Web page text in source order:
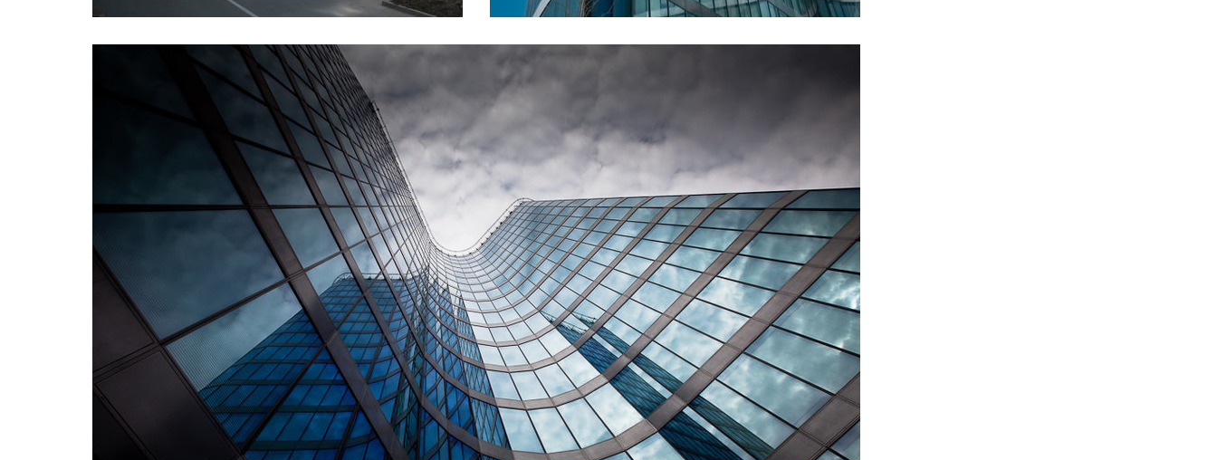
více
Otevřeli jsme nový
PREMIER.point
18.06.2025
Nově je součástí naší podolské kanceláře
také showroom kolegů z PREMIER interiors.
Přijďte se podívat.
více
Opět jsme součástí
Rohan Design District
06.05.2025
Druhý ročník festivalu Rohan Design District
se uskuteční v červnu letošního roku. A my
opět budeme u toho!